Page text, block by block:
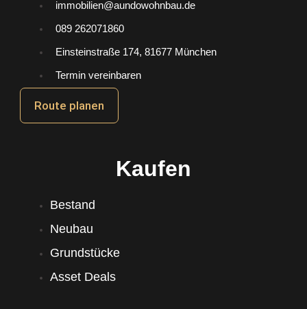
immobilien@aundowohnbau.de
089 262071860
Einsteinstraße 174, 81677 München
Termin vereinbaren
Route planen
Kaufen
Bestand
Neubau
Grundstücke
Asset Deals